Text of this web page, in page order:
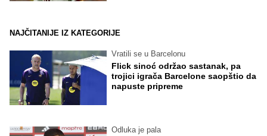
NAJČITANIJE IZ KATEGORIJE
Vratili se u Barcelonu
Flick sinoć održao sastanak, pa
trojici igrača Barcelone saopštio da
napuste pripreme
Odluka je pala